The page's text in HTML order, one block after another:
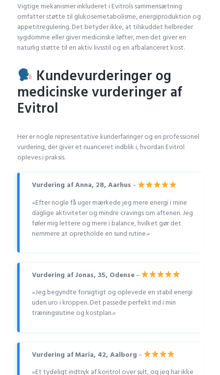
Vigtige mekanismer inkluderet i Evitrols sammensætning
omfatter støtte til glukosemetabolisme, energiproduktion og
appetitregulering. Det betyder ikke, at tilskuddet helbreder
sygdomme eller giver medicinske løfter, men det giver en
naturlig støtte til en aktiv livsstil og en afbalanceret kost.
Kundevurderinger og
medicinske vurderinger af
Evitrol
Her er nogle representative kunderfaringer og en professionel
vurdering, der giver et nuanceret indblik i, hvordan Evitrol
opleves i praksis.
Vurdering af Anna, 28, Aarhus–
»Efter nogle få uger mærkede jeg mere energi i mine
daglige aktiviteter og mindre cravings om aftenen. Jeg
føler mig lettere og mere i balance, hvilket gør det
nemmere at opretholde en sund rutine.«
Vurdering af Jonas, 35, Odense–
»Jeg begyndte forsigtigt og oplevede en stabil energi
uden uro i kroppen. Det passede perfekt ind i min
træningsrutine og kostplan.«
Vurdering af Maria, 42, Aalborg–
»Et tydeligt indtryk af kontrol over sult, og jeg har ikke